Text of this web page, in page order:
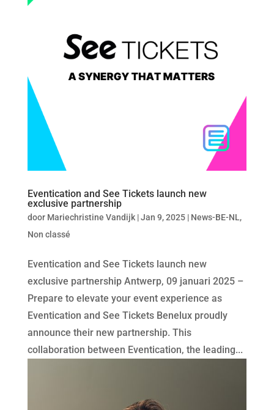
Eventication and See Tickets launch new
exclusive partnership
door Mariechristine Vandijk|Jan 9, 2025| News-BE-NL,
Non classé
Eventication and See Tickets launch new
exclusive partnership Antwerp, 09 januari 2025 –
Prepare to elevate your event experience as
Eventication and See Tickets Benelux proudly
announce their new partnership. This
collaboration between Eventication, the leading...